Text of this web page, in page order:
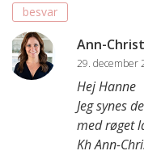
besvar
Ann-
29. december
Hej Hanne
Jeg synes
med røget
Kh Ann-